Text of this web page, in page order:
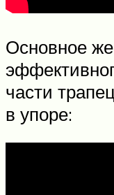
Основное
части
в упоре: